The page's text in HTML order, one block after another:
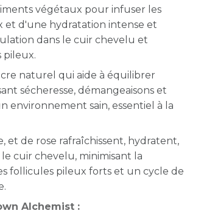
végétaux pour infuser les
et d'une hydratation intense et
dans le cuir chevelu et
pileux.
naturel qui aide à équilibrer
sécheresse, démangeaisons et
environnement sain, essentiel à la
et de rose rafraîchissent, hydratent,
cuir chevelu, minimisant la
follicules pileux forts et un cycle de
Alchemist :